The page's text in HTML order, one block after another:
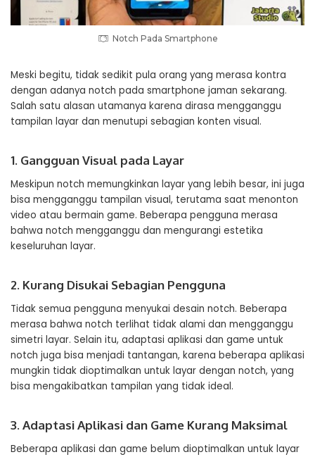
Notch Pada Smartphone
Meski begitu, tidak sedikit pula orang yang merasa kontra
dengan adanya notch pada smartphone jaman sekarang.
Salah satu alasan utamanya karena dirasa mengganggu
tampilan layar dan menutupi sebagian konten visual.
1. Gangguan Visual pada Layar
Meskipun notch memungkinkan layar yang lebih besar, ini juga
bisa mengganggu tampilan visual, terutama saat menonton
video atau bermain game. Beberapa pengguna merasa
bahwa notch mengganggu dan mengurangi estetika
keseluruhan layar.
2. Kurang Disukai Sebagian Pengguna
Tidak semua pengguna menyukai desain notch. Beberapa
merasa bahwa notch terlihat tidak alami dan mengganggu
simetri layar. Selain itu, adaptasi aplikasi dan game untuk
notch juga bisa menjadi tantangan, karena beberapa aplikasi
mungkin tidak dioptimalkan untuk layar dengan notch, yang
bisa mengakibatkan tampilan yang tidak ideal.
3. Adaptasi Aplikasi dan Game Kurang Maksimal
Beberapa aplikasi dan game belum dioptimalkan untuk layar